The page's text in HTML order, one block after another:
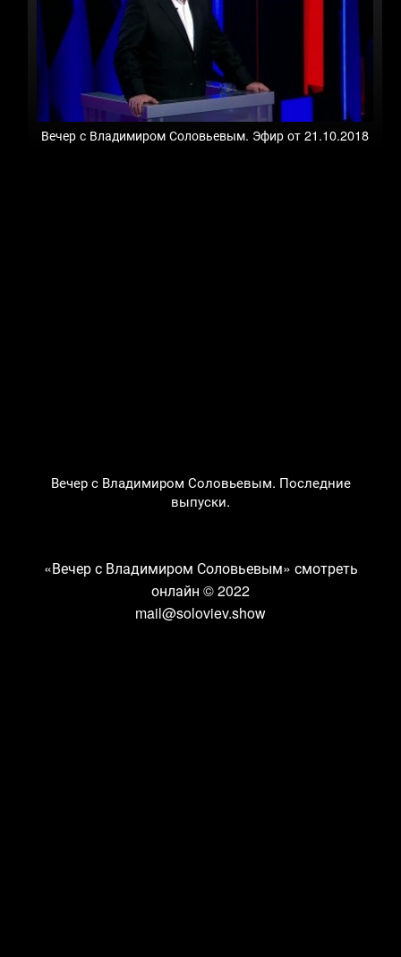
Вечер с Владимиром Соловьевым. Эфир от 21.10.2018
Вечер с Владимиром Соловьевым. Последние
выпуски.
«Вечер с Владимиром Соловьевым» смотреть
онлайн © 2022
mail@soloviev.show